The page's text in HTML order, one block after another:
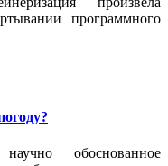
программного
обоснованное